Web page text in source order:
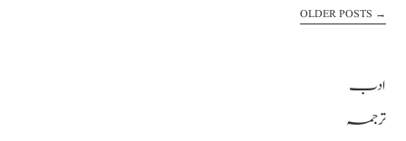
OLDER POSTS →
ادب
ترجمہ